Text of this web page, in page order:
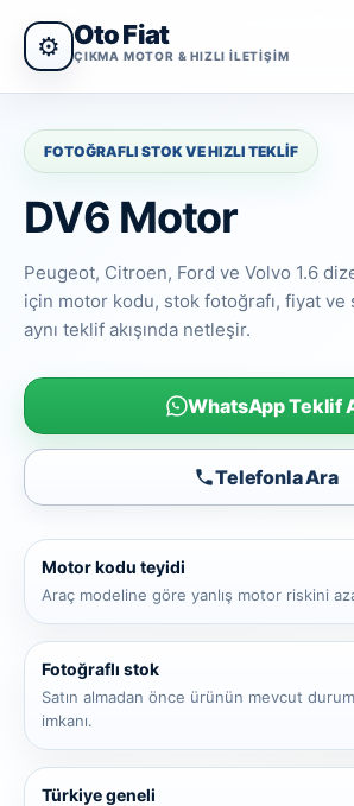
⚙ Oto Fiat
ÇIKMA MOTOR & HIZLI ILETIŞIM
FOTOĞRAFLI STOK VE HIZLI TEKLIF
DV6 Motor
Peugeot, Citroen, Ford ve Volvo 1.6
için motor kodu, stok fotoğrafı, fiyat ve
aynı teklif akışında netleşir.
WhatsApp Teklif
Telefonla Ara
Motor kodu teyidi
Araç modeline göre yanlış motor riskini
Fotoğraflı stok
Satın almadan önce ürünün mevcut
imkanı.
Türkiye geneli